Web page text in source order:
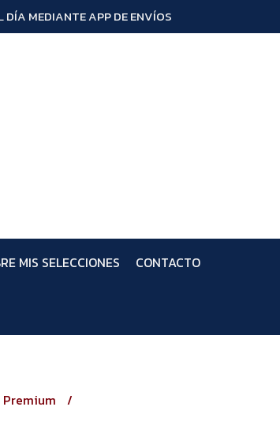
DÍA MEDIANTE APP DE ENVÍOS
MIS SELECCIONES CONTACTO
Premium